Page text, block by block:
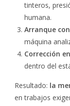
tinteros,
humana.
Arranque
máquina
Corrección
dentro del
Resultado: la
en trabajos